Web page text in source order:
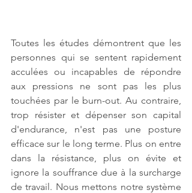
Toutes les études démontrent que les
personnes qui se sentent rapidement
acculées ou incapables de répondre
aux pressions ne sont pas les plus
touchées par le burn-out. Au contraire,
trop résister et dépenser son capital
d'endurance, n'est pas une posture
efficace sur le long terme. Plus on entre
dans la résistance, plus on évite et
ignore la souffrance due à la surcharge
de travail. Nous mettons notre système